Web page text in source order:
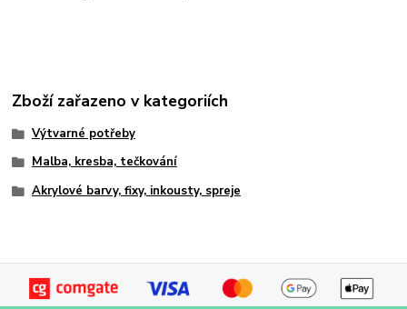
Zboží zařazeno v kategoriích
Výtvarné potřeby
Malba, kresba, tečkování
Akrylové barvy, fixy, inkousty, spreje